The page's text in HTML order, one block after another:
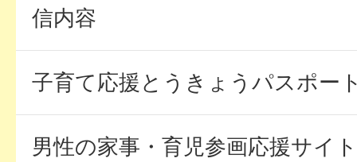
信内容
子育て応援とうきょうパスポー
男性の家事・育児参画応援サイ